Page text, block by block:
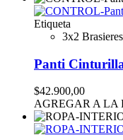
Etiqueta
3x2
Panti
$42.900,00
AGREGAR A LA